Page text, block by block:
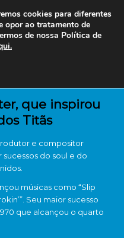
que inspirou
Titãs
e compositor
do soul e do
músicas como “Slip
Seu maior sucesso
que alcançou o quarto
cookies para diferentes
opor ao tratamento de
de nossa Política de